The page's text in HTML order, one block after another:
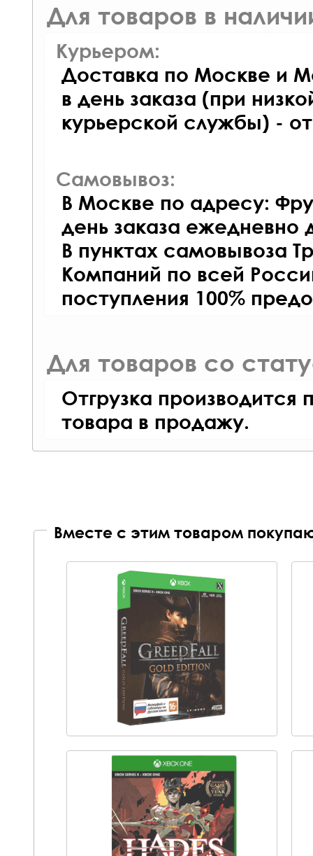
Для товаров в
Курьером:
Доставка по Москве и
в день заказа (при
курьерской службы) -
Самовывоз:
В Москве по адресу:
день заказа ежедневно
В пунктах самовывоза
Компаний по всей
поступления 100%
Для товаров со
Отгрузка производится
товара в продажу.
Вместе с этим товаром